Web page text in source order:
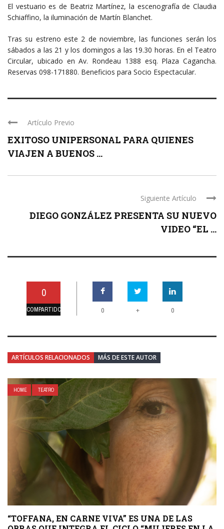
El vestuario es de Beatriz Martínez, la escenografía de Claudia
Schiaffino, la iluminación de Martín Blanchet.
Tras su estreno este 2 de noviembre, las funciones serán los
sábados a las 21 y los domingos a las 19.30 horas. En el Teatro
Circular, ubicado en Av. Rondeau 1388 esq. Plaza Cagancha.
Reservas 098-171880. Beneficios para Socio Espectacular.
Artículo Previo
EXITOSO UNIPERSONAL PARA QUIENES
VIAJEN A BUENOS ...
Siguiente Artículo
DIEGO GONZÁLEZ PRESENTA SU NUEVO
VIDEO “EL ...
0
COMPARTIDO 0 + 0
ARTÍCULOS RELACIONADOS MÁS DE ESTE AUTOR
HOME TEATRO
“TOFFANA, EN CARNE VIVA” ES UNA DE LAS